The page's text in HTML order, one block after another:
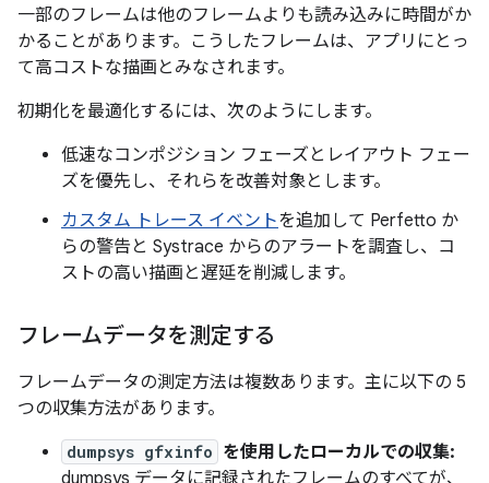
一部のフレームは他のフレームよりも読み込みに時間がか
かることがあります。こうしたフレームは、アプリにとっ
て高コストな描画とみなされます。
初期化を最適化するには、次のようにします。
低速なコンポジション フェーズとレイアウト フェー
ズを優先し、それらを改善対象とします。
カスタム トレース イベントを追加して Perfetto か
らの警告と Systrace からのアラートを調査し、コ
ストの高い描画と遅延を削減します。
フレームデータを測定する
フレームデータの測定方法は複数あります。主に以下の 5
つの収集方法があります。
dumpsys gfxinfo を使用したローカルでの収集:
dumpsys データに記録されたフレームのすべてが、